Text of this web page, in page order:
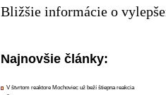
Bližšie informácie o
Najnovšie články:
V štvrtom reaktore Mochoviec už beží štiepna reakcia